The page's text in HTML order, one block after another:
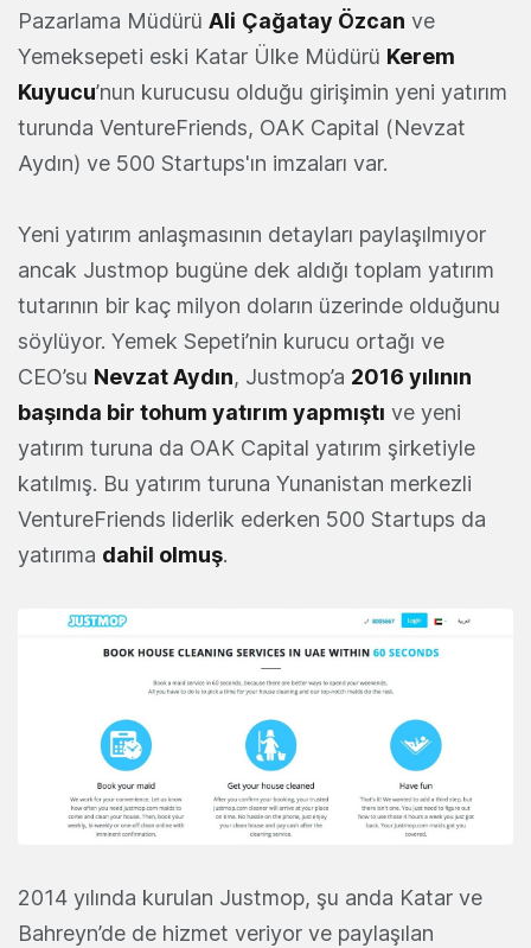
Pazarlama Müdürü Ali Çağatay Özcan ve
Yemeksepeti eski Katar Ülke Müdürü Kerem
Kuyucu’nun kurucusu olduğu girişimin yeni yatırım
turunda VentureFriends, OAK Capital (Nevzat
Aydın) ve 500 Startups'ın imzaları var.
Yeni yatırım anlaşmasının detayları paylaşılmıyor
ancak Justmop bugüne dek aldığı toplam yatırım
tutarının bir kaç milyon doların üzerinde olduğunu
söylüyor. Yemek Sepeti’nin kurucu ortağı ve
CEO’su Nevzat Aydın, Justmop’a 2016 yılının
başında bir tohum yatırım yapmıştı ve yeni
yatırım turuna da OAK Capital yatırım şirketiyle
katılmış. Bu yatırım turuna Yunanistan merkezli
VentureFriends liderlik ederken 500 Startups da
yatırıma dahil olmuş.
2014 yılında kurulan Justmop, şu anda Katar ve
Bahreyn’de de hizmet veriyor ve paylaşılan